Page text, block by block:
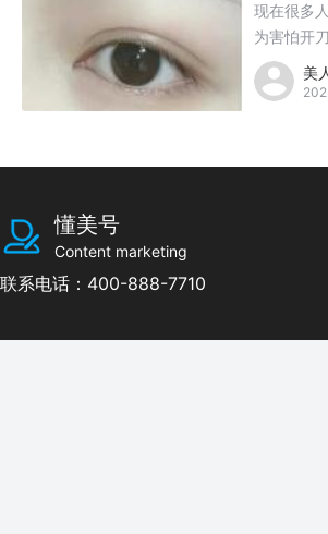
现在很多
为害怕开
美
懂美号
Content marketing
联系电话：400-888-7710